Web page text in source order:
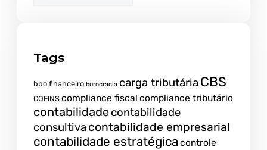
Tags
bpo financeiro burocracia carga tributária CBS
COFINS compliance fiscal compliance tributário
contabilidadecontabilidade
consultiva contabilidade empresarial
contabilidade estratégica controle